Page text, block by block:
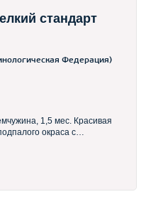
стандарт
Федерация)
Красивая
окраса с